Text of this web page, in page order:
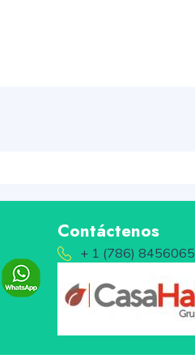
Contáctenos
+ 1 (786) 8456065